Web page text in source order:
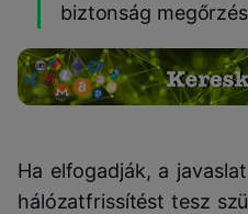
biztonság
Ha elfogadják, a
hálózatfrissítést tesz